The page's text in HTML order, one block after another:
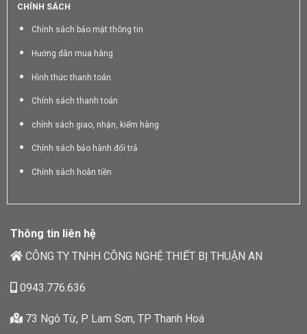
CHÍNH SÁCH
Chính sách bảo mật thông tin
Hướng dẫn mua hàng
Hình thức thanh toán
Chính sách thanh toán
chính sách giao, nhận, kiểm hàng
Chính sách bảo hành đổi trả
Chính sách hoàn tiền
Thông tin liên hệ
CÔNG TY TNHH CÔNG NGHỆ THIẾT BỊ THUẬN AN
0943.776.636
73 Ngô Từ, P Lam Sơn, TP Thanh Hoá